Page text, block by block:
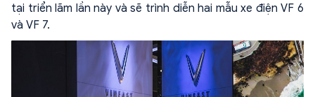
tại triển lãm lần này và sẽ trình diễn hai mẫu xe điện VF 6
và VF 7.